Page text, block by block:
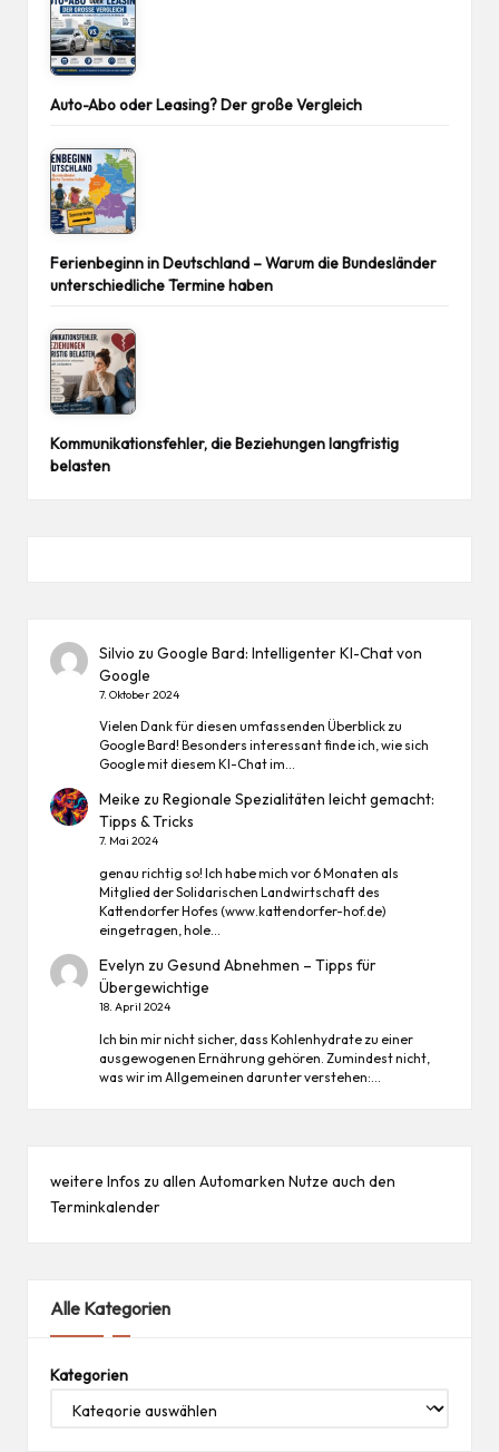
Auto-Abo oder Leasing? Der große Vergleich
Ferienbeginn in Deutschland – Warum die Bundesländer
unterschiedliche Termine haben
Kommunikationsfehler, die Beziehungen langfristig
belasten
Silvio zuGoogle Bard: Intelligenter KI-Chat von
Google
7. Oktober 2024
Vielen Dank für diesen umfassenden Überblick zu
Google Bard! Besonders interessant finde ich, wie sich
Google mit diesem KI-Chat im…
Meike zuRegionale Spezialitäten leicht gemacht:
Tipps & Tricks
7. Mai 2024
genau richtig so! Ich habe mich vor 6 Monaten als
Mitglied der Solidarischen Landwirtschaft des
Kattendorfer Hofes (www.kattendorfer-hof.de)
eingetragen, hole…
Evelyn zuGesund Abnehmen – Tipps für
Übergewichtige
18. April 2024
Ich bin mir nicht sicher, dass Kohlenhydrate zu einer
ausgewogenen Ernährung gehören. Zumindest nicht,
was wir im Allgemeinen darunter verstehen:…
weitere Infos zu allen Automarken Nutze auch den
Terminkalender
Alle Kategorien
Kategorien